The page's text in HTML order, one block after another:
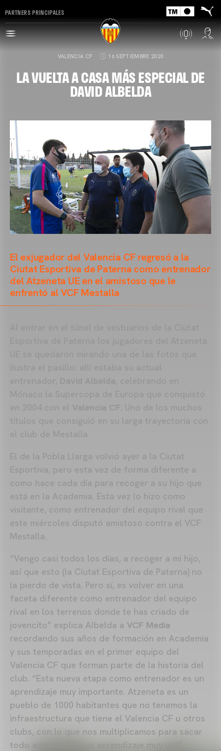
PARTNERS PRINCIPALES
VALENCIA CF 16 SEPTIEMBRE 2020
LA VUELTA A CASA MÁS ESPECIAL DE
DAVID ALBELDA
El exjugador del Valencia CF regresó a la
Ciutat Esportiva de Paterna como entrenador
del Atzeneta UE en el amistoso que le
enfrentó al VCF Mestalla
El de la Pobla Llarga volvió ayer a la Ciutat
Esportiva, pero esta vez de forma diferente a
como hace cada día para recoger a su hijo que
está en la Academia. Esta vez lo hizo como
visitante, como entrenador del equipo rival que
este miércoles disputó amistoso contra el VCF
Mestalla.
“Vengo casi todos los días, a recoger a mi hijo,
así que esto (la Ciutat Esportiva de Paterna) no
la pierdo de vista. Pero sí, es volver en una
faceta diferente como entrenador del equipo
rival en los terrenos donde te has criado de
jovencito” explica Albelda a VCF Media
recordando sus años de formación en Academia
y sus temporadas en el primer equipo del
Valencia CF que forman parte de la historia del
club. “Esta nueva etapa como entrenador es un
aprendizaje muy importante. Atzeneta es un
pueblo de 1000 habitantes que no tenemos la
infraestructura que tiene el Valencia CF u otros
clubs, con lo que nos multiplicamos para sacar
todo adelante. Es un aprendizaje muy útil”